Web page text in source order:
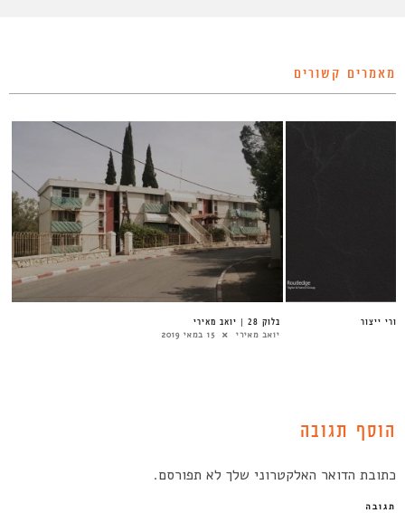
מאמרים קשורים
בלוק 28 | יואב מאירי
יואב מאירי 15 במאי 2019
ייצור
הוסף תגובה
כתובת הדואר האלקטרוני שלך לא תפורסם.
תגובה